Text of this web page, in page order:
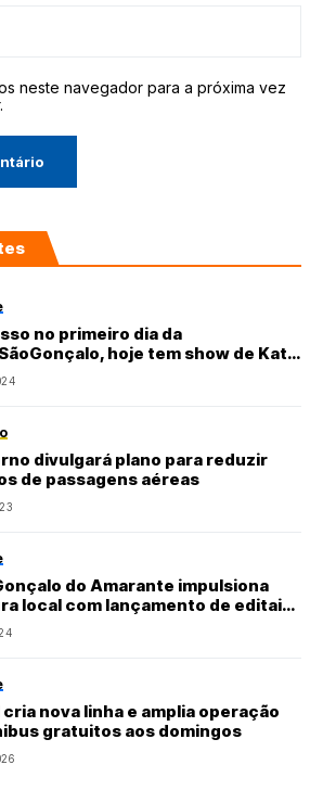
neste navegador para a próxima vez
no primeiro dia da
hoje tem show de Katia
divulgará plano para reduzir
de passagens aéreas
do Amarante impulsiona
local com lançamento de editais
Nacional Aldir Blanc
cria nova linha e amplia operação
gratuitos aos domingos